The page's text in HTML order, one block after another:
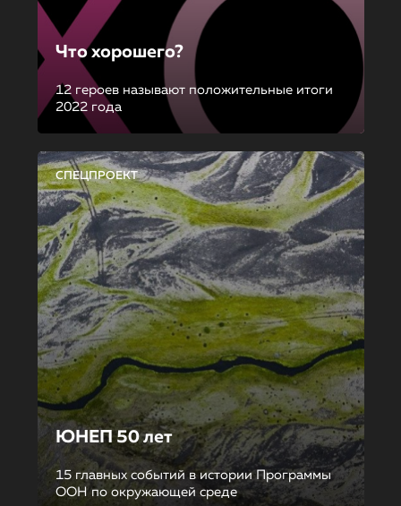
Что хорошего?
12 героев называют положительные итоги
2022 года
СПЕЦПРОЕКТ
ЮНЕП 50 лет
15 главных событий в истории Программы
ООН по окружающей среде